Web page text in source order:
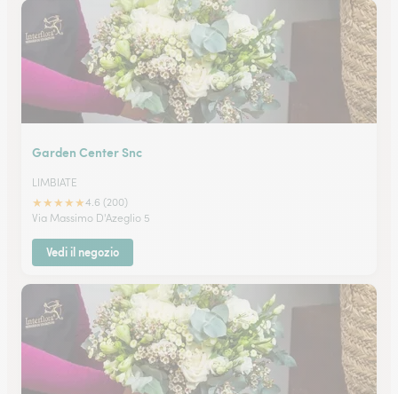
Garden Center Snc
LIMBIATE
★★★★★4.6 (200)
Via Massimo D'Azeglio 5
Vedi il negozio